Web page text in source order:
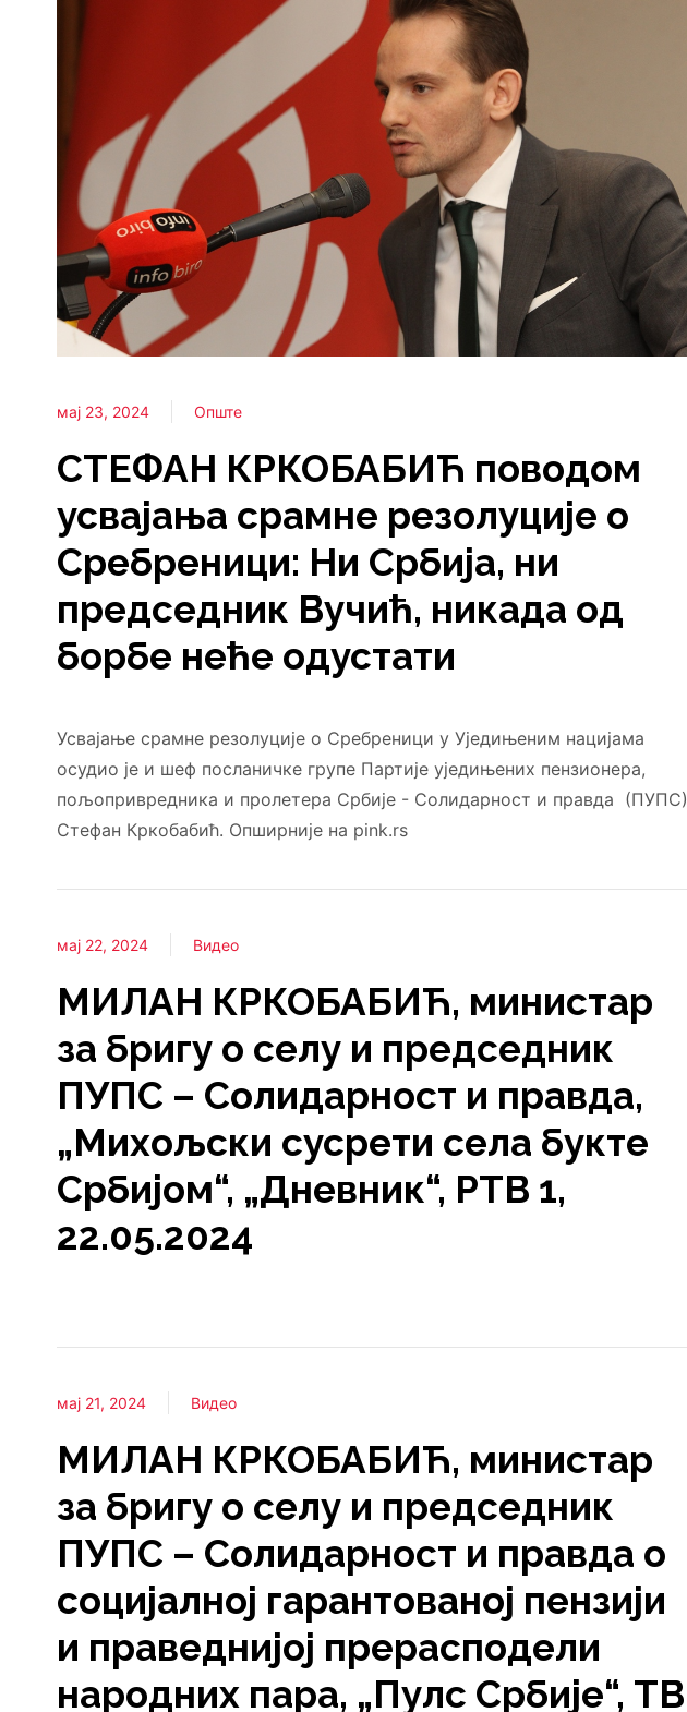
мај 23, 2024 Опште
СТЕФАН КРКОБАБИЋ поводом
усвајања срамне резолуције о
Сребреници: Ни Србија, ни
председник Вучић, никада од
борбе неће одустати
Усвајање срамне резолуције о Сребреници у Уједињеним нацијама
осудио је и шеф посланичке групе Партије уједињених пензионера,
пољопривредника и пролетера Србије - Солидарност и правда (ПУПС)
Стефан Кркобабић. Опширније на pink.rs
мај 22, 2024 Видео
МИЛАН КРКОБАБИЋ, министар
за бригу о селу и председник
ПУПС – Солидарност и правда,
„Михољски сусрети села букте
Србијом“, „Дневник“, РТВ 1,
22.05.2024
мај 21, 2024 Видео
МИЛАН КРКОБАБИЋ, министар
за бригу о селу и председник
ПУПС – Солидарност и правда о
социјалној гарантованој пензији
и праведнијој прерасподели
народних пара, „Пулс Србије“, ТВ